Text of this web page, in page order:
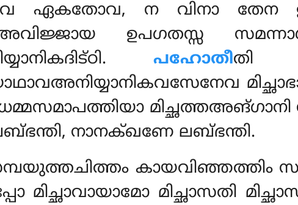
ന വിനാ തേന
ഉപഗതസ്സ
പഹോതീതി
മിച്ഛത്തഅങ്ഗാനി
നാനക്ഖണേ ലബ്ഭന്തി.
കായവിഞ്ഞത്തിം
മിച്ഛാവായാമോ മിച്ഛാസതി